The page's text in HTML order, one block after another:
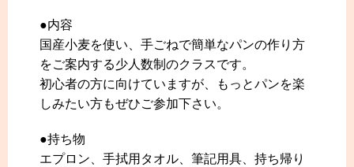
●内容
国産小麦を使い、手ごねで簡単なパンの作り方
をご案内する少人数制のクラスです。
初心者の方に向けていますが、もっとパンを楽
しみたい方もぜひご参加下さい。
●持ち物
エプロン、手拭用タオル、筆記用具、持ち帰り